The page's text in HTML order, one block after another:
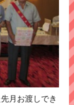
月お渡しでき